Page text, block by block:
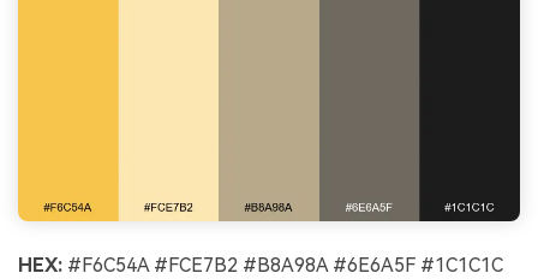
HEX: #F6C54A #FCE7B2 #B8A98A #6E6A5F #1C1C1C